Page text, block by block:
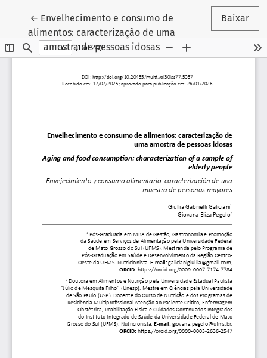
← Voltar aos Detalhes do Artigo
Envelhecimento e consumo de
alimentos: caracterização de uma
amostra de pessoas idosas
Baixar